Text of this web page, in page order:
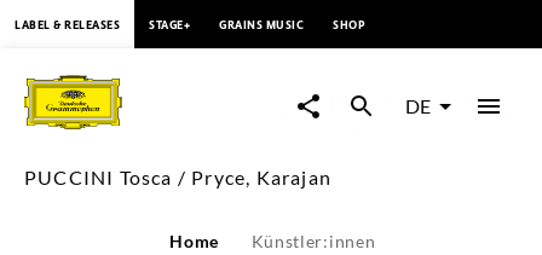
PUCCINI
Tosca
LABEL & RELEASES STAGE+ GRAINS MUSIC SHOP
DE
PUCCINI Tosca / Pryce, Karajan
Home Künstler:innen